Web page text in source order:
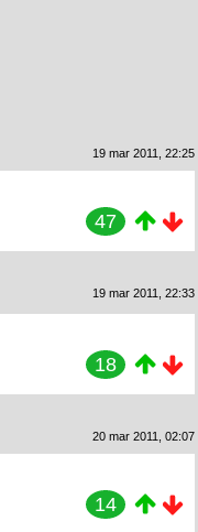
19 mar 2011, 22:25
47
19 mar 2011, 22:33
18
20 mar 2011, 02:07
14